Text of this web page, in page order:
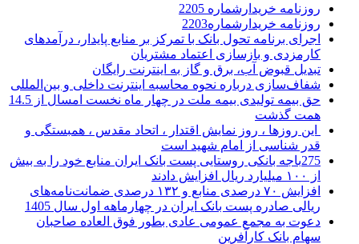
روزنامه خریدارشماره 2205
روزنامه خریدارشماره2203
اجرای برنامه تحول بانک با تمرکز بر منابع پایدار، درآمدهای
کارمزدی و بازسازی اعتماد مشتریان
تبدیل قبوض آب، برق و گاز به اینترنت رایگان
شفاف‌سازی درباره نحوه محاسبه اینترنت داخلی و بین‌المللی
حق بیمه تولیدی بیمه ملت در چهار ماه نخست امسال از 14.5
همت گذشت
این روزها ، روز نمایش اقتدار ، اتحاد مقدس ، همبستگی و
قدر شناسی از امام شهید است
275باجه بانکی روستایی پست بانک ایران منابع خود را به بیش
از ۱۰۰ میلیارد ریال افزایش دادند
افزایش ۷۰ درصدی منابع و ۱۳۲ درصدی ضمانت‌نامه‌های
ریالی صادره پست بانک ایران در چهارماهه اول سال 1405
دعوت به مجمع عمومی عادی بطور فوق العاده صاحبان
سهام بانک کارآفرین